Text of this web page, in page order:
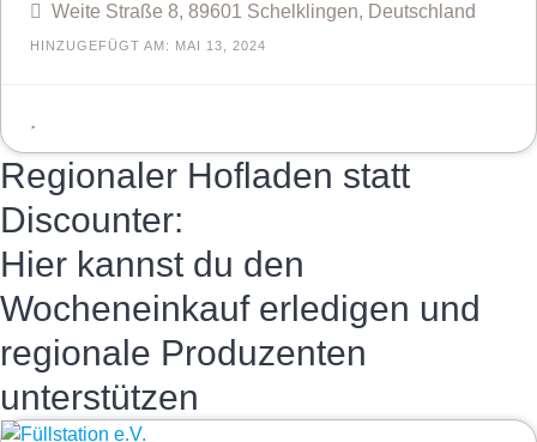
Weite Straße 8, 89601 Schelklingen, Deutschland
HINZUGEFÜGT AM: MAI 13, 2024
Regionaler Hofladen statt
Discounter:
Hier kannst du den
Wocheneinkauf erledigen und
regionale Produzenten
unterstützen